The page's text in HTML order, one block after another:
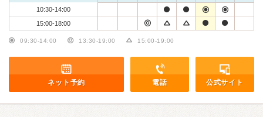
10:30-14:00
15:00-18:00
09:30-14:00 13:30-19:00 15:00-19:00
ネット予約 電話 公式サイト